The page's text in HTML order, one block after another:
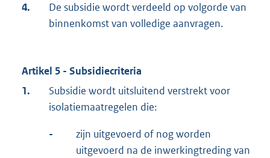
4.
De subsidie wordt verdeeld op volgorde van
binnenkomst van volledige aanvragen.
Artikel 5 - Subsidiecriteria
1.
Subsidie wordt uitsluitend verstrekt voor
isolatiemaatregelen die:
-
zijn uitgevoerd of nog worden
uitgevoerd na de inwerkingtreding van